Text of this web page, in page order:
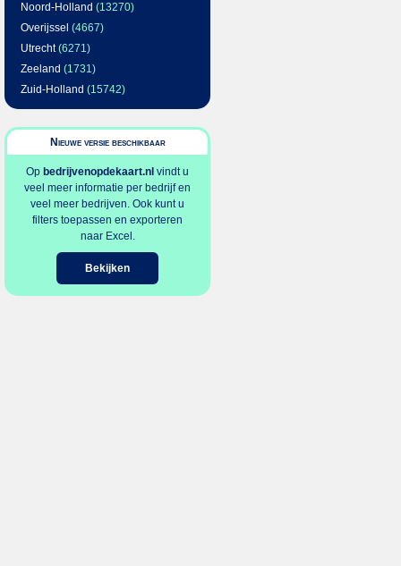
Noord-Holland (13270)
Overijssel (4667)
Utrecht(6271)
Zeeland (1731)
Zuid-Holland (15742)
Nieuwe versie beschikbaar
Op bedrijvenopdekaart.nl vindt u
veel meer informatie per bedrijf en
veel meer bedrijven. Ook kunt u
filters toepassen en exporteren
naar Excel.
Bekijken